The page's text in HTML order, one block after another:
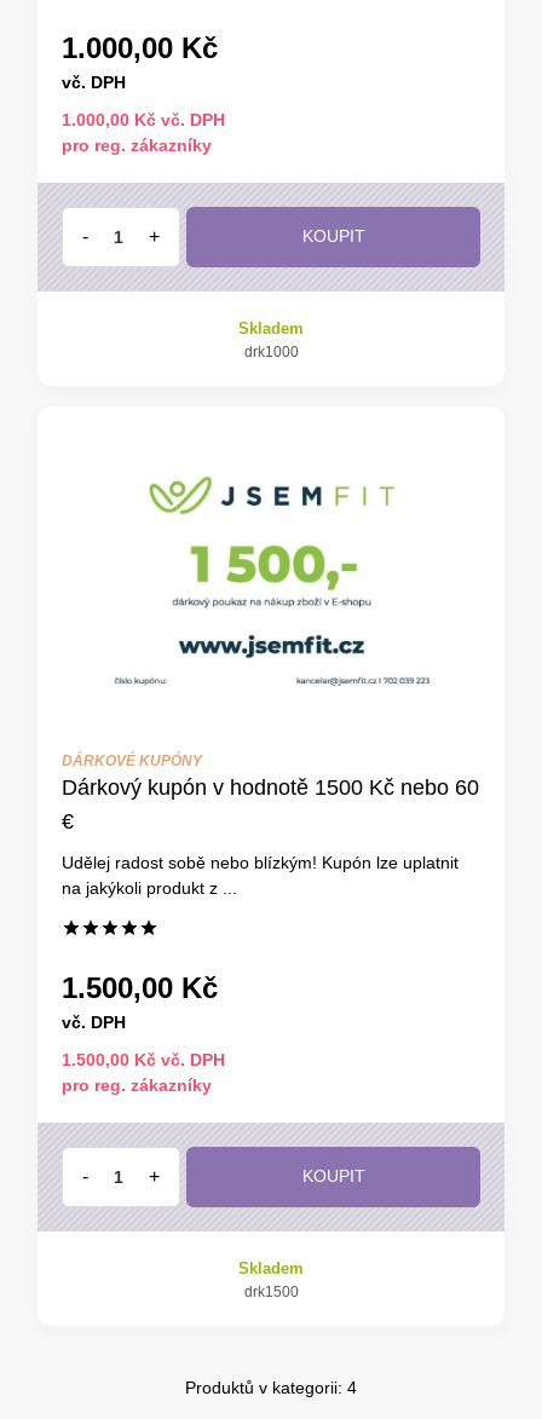
1.000,00 Kč
vč. DPH
1.000,00 Kč vč. DPH
pro reg. zákazníky
- + KOUPIT
Skladem
drk1000
DÁRKOVÉ KUPÓNY
Dárkový kupón v hodnotě 1500 Kč nebo 60
€
Udělej radost sobě nebo blízkým! Kupón lze uplatnit
na jakýkoli produkt z ...
1.500,00 Kč
vč. DPH
1.500,00 Kč vč. DPH
pro reg. zákazníky
- + KOUPIT
Skladem
drk1500
Produktů v kategorii: 4